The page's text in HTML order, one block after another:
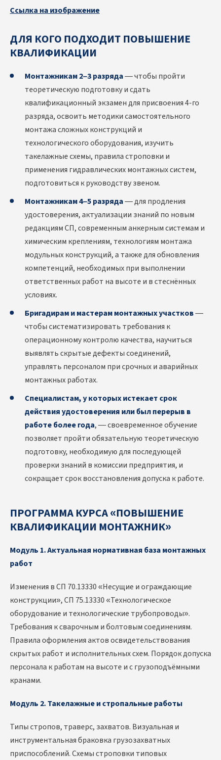
Ссылка на изображение
ДЛЯ КОГО ПОДХОДИТ ПОВЫШЕНИЕ
КВАЛИФИКАЦИИ
Монтажникам 2–3 разряда— чтобы пройти
теоретическую подготовку и сдать
квалификационный экзамен для присвоения 4-го
разряда, освоить методики самостоятельного
монтажа сложных конструкций и
технологического оборудования, изучить
такелажные схемы, правила строповки и
применения гидравлических монтажных систем,
подготовиться к руководству звеном.
Монтажникам 4–5 разряда— для продления
удостоверения, актуализации знаний по новым
редакциям СП, современным анкерным системам и
химическим креплениям, технологиям монтажа
модульных конструкций, а также для обновления
компетенций, необходимых при выполнении
ответственных работ на высоте и в стеснённых
условиях.
Бригадирам и мастерам монтажных участков—
чтобы систематизировать требования к
операционному контролю качества, научиться
выявлять скрытые дефекты соединений,
управлять персоналом при срочных и аварийных
монтажных работах.
Специалистам, у которых истекает срок
действия удостоверения или был перерыв в
работе более года, — своевременное обучение
позволяет пройти обязательную теоретическую
подготовку, необходимую для последующей
проверки знаний в комиссии предприятия, и
сокращает срок восстановления допуска к работе.
ПРОГРАММА КУРСА «ПОВЫШЕНИЕ
КВАЛИФИКАЦИИ МОНТАЖНИК»
Модуль 1. Актуальная нормативная база монтажных
работ
Изменения в СП 70.13330 «Несущие и ограждающие
конструкции», СП 75.13330 «Технологическое
оборудование и технологические трубопроводы».
Требования к сварочным и болтовым соединениям.
Правила оформления актов освидетельствования
скрытых работ и исполнительных схем. Порядок допуска
персонала к работам на высоте и с грузоподъёмными
кранами.
Модуль 2. Такелажные и стропальные работы
Типы стропов, траверс, захватов. Визуальная и
инструментальная браковка грузозахватных
приспособлений. Схемы строповки типовых